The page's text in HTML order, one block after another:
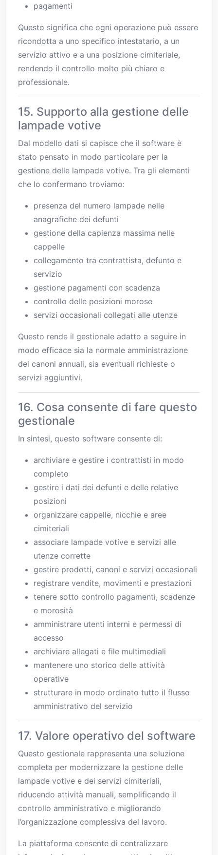
pagamenti
Questo significa che ogni operazione può essere
ricondotta a uno specifico intestatario, a un
servizio attivo e a una posizione cimiteriale,
rendendo il controllo molto più chiaro e
professionale.
15. Supporto alla gestione delle
lampade votive
Dal modello dati si capisce che il software è
stato pensato in modo particolare per la
gestione delle lampade votive. Tra gli elementi
che lo confermano troviamo:
presenza del numero lampade nelle
anagrafiche dei defunti
gestione della capienza massima nelle
cappelle
collegamento tra contrattista, defunto e
servizio
gestione pagamenti con scadenza
controllo delle posizioni morose
servizi occasionali collegati alle utenze
Questo rende il gestionale adatto a seguire in
modo efficace sia la normale amministrazione
dei canoni annuali, sia eventuali richieste o
servizi aggiuntivi.
16. Cosa consente di fare questo
gestionale
In sintesi, questo software consente di:
archiviare e gestire i contrattisti in modo
completo
gestire i dati dei defunti e delle relative
posizioni
organizzare cappelle, nicchie e aree
cimiteriali
associare lampade votive e servizi alle
utenze corrette
gestire prodotti, canoni e servizi occasionali
registrare vendite, movimenti e prestazioni
tenere sotto controllo pagamenti, scadenze
e morosità
amministrare utenti interni e permessi di
accesso
archiviare allegati e file multimediali
mantenere uno storico delle attività
operative
strutturare in modo ordinato tutto il flusso
amministrativo del servizio
17. Valore operativo del software
Questo gestionale rappresenta una soluzione
completa per modernizzare la gestione delle
lampade votive e dei servizi cimiteriali,
riducendo attività manuali, semplificando il
controllo amministrativo e migliorando
l’organizzazione complessiva del lavoro.
La piattaforma consente di centralizzare